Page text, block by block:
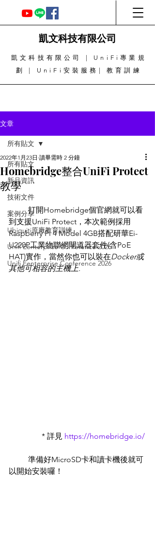
凱文科技有限公司
凱文科技有限公司 | UniFi專業規
劃 | UniFi安裝服務| 教育訓練
文章
所有貼文
新品資訊
技術文件
案例分享
Ubiquiti原廠教育訓練
Unifi Eenterprise Conference 2026
Unifi Eenterprise Conference 2026
所有貼文
Homebridge整合UniFi Protect
教學
2022年1月23日 讀畢需時 2 分鐘
	打開Homebridge個官網就可以看
到支援UniFi Protect，本次範例採用
Raspberry Pi 4 Model 4GB搭配研華Ei-
U220P工業物聯網閘道器套件(含PoE
HAT)實作，當然你也可以裝在Docker或
其他可相容的主機上.
                 * 詳見
https://homebridge.io/
以開始安裝囉！